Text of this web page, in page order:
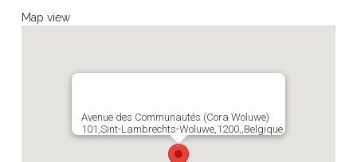
Map view
Avenue des Communautés (Cora Woluwe)
101,Sint-Lambrechts-Woluwe,1200,,Belgique